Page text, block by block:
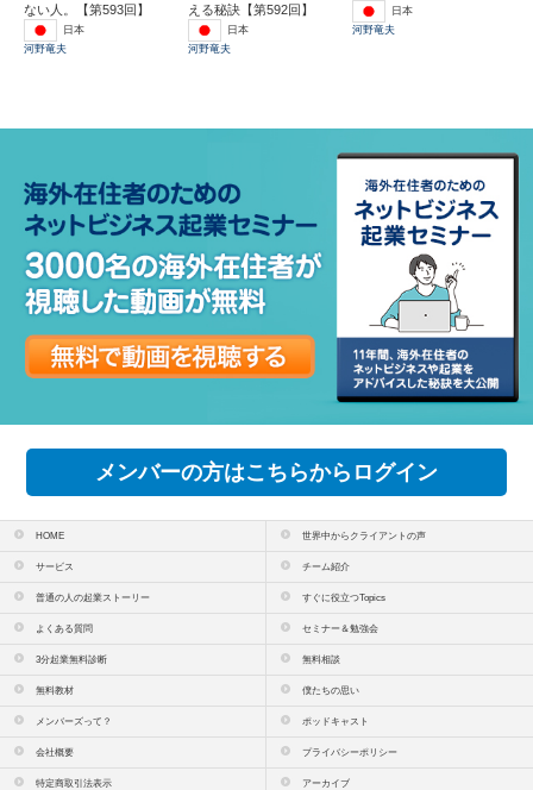
ない人。【第593回】
日本
河野竜夫
える秘訣【第592回】
日本
河野竜夫
日本
河野竜夫
メンバーの方はこちらからログイン
HOME 世界中からクライアントの声
サービス チーム紹介
普通の人の起業ストーリー すぐに役立つTopics
よくある質問 セミナー＆勉強会
3分起業無料診断 無料相談
無料教材 僕たちの思い
メンバーズって？ ポッドキャスト
会社概要 プライバシーポリシー
特定商取引法表示 アーカイブ